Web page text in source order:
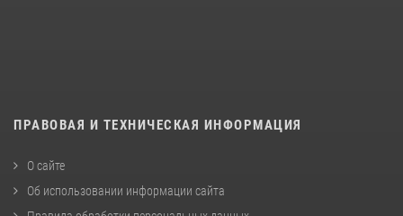
ПРАВОВАЯ И ТЕХНИЧЕСКАЯ ИНФОРМАЦИЯ
О сайте
Об использовании информации сайта